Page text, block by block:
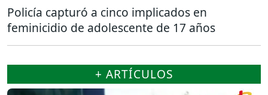
Policía capturó a cinco implicados en
feminicidio de adolescente de 17 años
+ ARTÍCULOS